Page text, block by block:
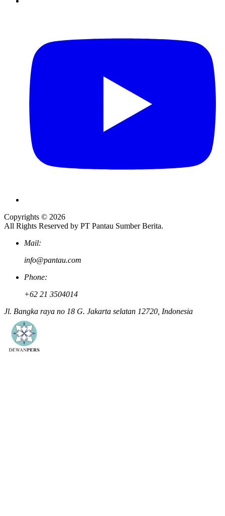
Copyrights © 2026
All Rights Reserved by PT Pantau Sumber Berita.
Mail:
info@pantau.com
Phone:
+62 21 3504014
Jl. Bangka raya no 18 G. Jakarta selatan 12720, Indonesia